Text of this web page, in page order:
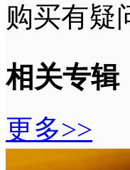
购买有疑
相关专辑
更多>>